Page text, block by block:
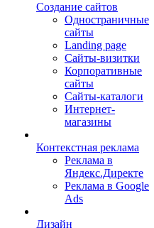
Создание сайтов
Одностраничные
сайты
Landing page
Сайты-визитки
Корпоративные
сайты
Сайты-каталоги
Интернет-
магазины
Контекстная реклама
Реклама в
Яндекс.Директе
Реклама в Google
Ads
Дизайн